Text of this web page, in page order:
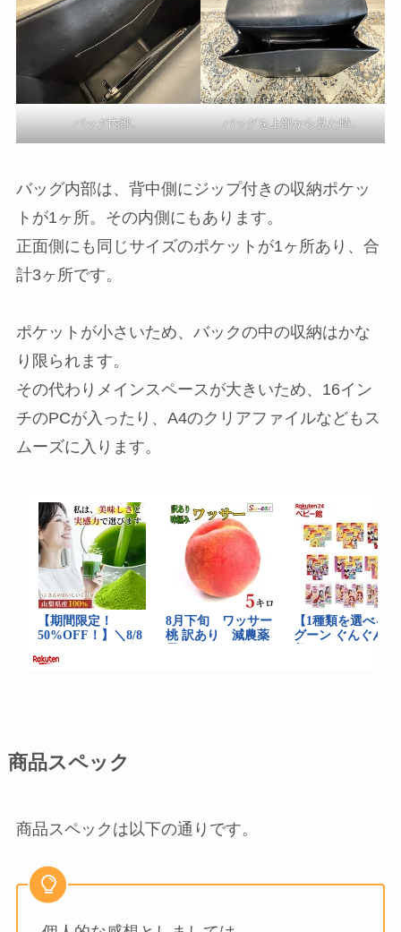
バッグ内部。 バッグを上部から見た時。
バッグ内部は、背中側にジップ付きの収納ポケッ
トが1ヶ所。その内側にもあります。
正面側にも同じサイズのポケットが1ヶ所あり、合
計3ヶ所です。
ポケットが小さいため、バックの中の収納はかな
り限られます。
その代わりメインスペースが大きいため、16イン
チのPCが入ったり、A4のクリアファイルなどもス
ムーズに入ります。
商品スペック
商品スペックは以下の通りです。